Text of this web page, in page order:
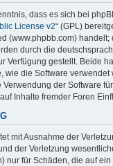
dass es sich bei
License v2“ (GPL)
(www.phpbb.com) handelt;
durch die
Verfügung gestellt. Beide
wie die Software verwendet
der Software
Inhalte fremder Foren
mit Ausnahme der
der Verletzung
nur für Schäden, die auf